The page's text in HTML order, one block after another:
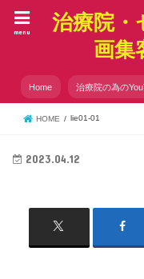
治療院・
画集
menu
Home 治療院の為の
HOME lie01-01
2023.04.12